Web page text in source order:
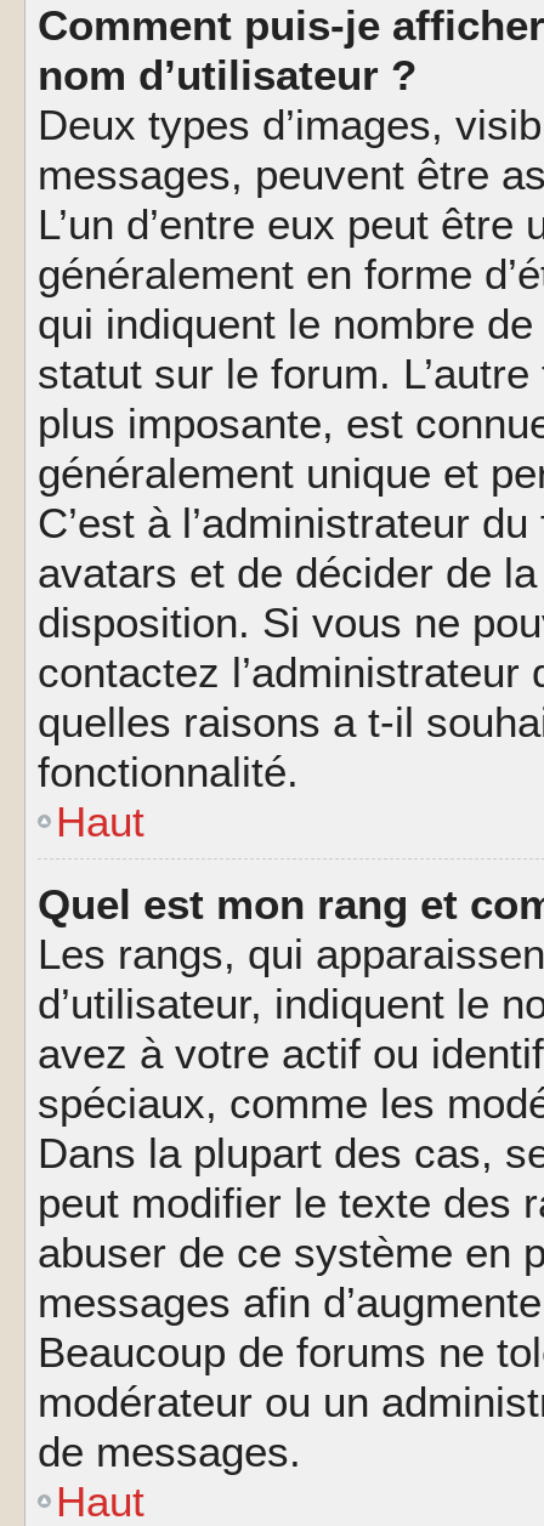
Comment puis-je
nom d’utilisateur ?
Deux types d’images,
messages, peuvent être
L’un d’entre eux peut
généralement en forme
qui indiquent le nombre
statut sur le forum.
plus imposante, est
généralement unique et
C’est à l’administrateur
avatars et de décider de
disposition. Si vous ne
contactez
quelles raisons a t-il
fonctionnalité.
Haut
Quel est mon rang et
Les rangs, qui
d’utilisateur, indiquent le
avez à votre actif ou
spéciaux, comme les
Dans la plupart des cas,
peut modifier le texte des
abuser de ce système en
messages afin
Beaucoup de forums ne
modérateur ou un
de messages.
Haut